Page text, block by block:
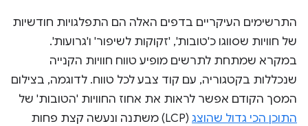
התרשימים העיקריים בדפים האלה הם התפלגויות חודשיות
של חוויות שסווגו כ'טובות', 'זקוקות לשיפור' ו'גרועות'.
במקרא שמתחת לתרשים מופיע טווח חוויות הקנייה
שנכללות בקטגוריה, עם קוד צבע לכל טווח. לדוגמה, בצילום
המסך הקודם אפשר לראות את אחוז החוויות 'הטובות' של
התוכן הכי גדול שהוצג
(LCP) משתנה ונעשה קצת פחות